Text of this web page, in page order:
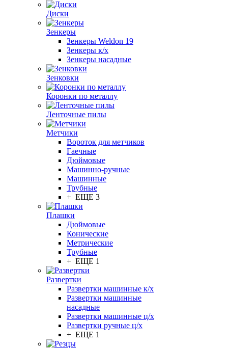
Диски
Зенкеры
Зенкеры Weldon 19
Зенкеры к/х
Зенкеры насадные
Зенковки
Коронки по металлу
Ленточные пилы
Метчики
Вороток для метчиков
Гаечные
Дюймовые
Машинно-ручные
Машинные
Трубные
+ ЕЩЕ 3
Плашки
Дюймовые
Конические
Метрические
Трубные
+ ЕЩЕ 1
Развертки
Развертки машинные к/х
Развертки машинные
насадные
Развертки машинные ц/х
Развертки ручные ц/х
+ ЕЩЕ 1